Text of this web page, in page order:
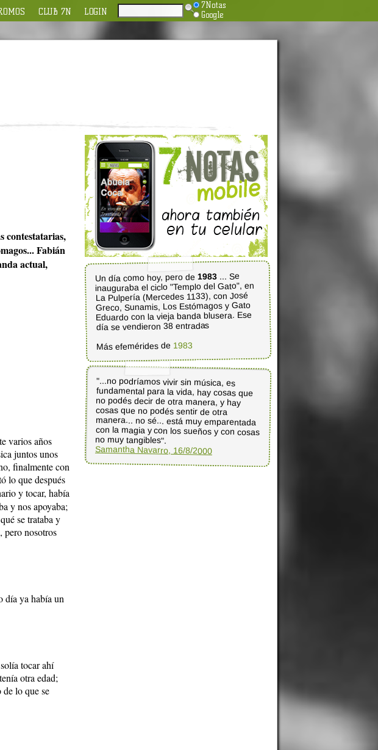
CLUB 7N LOGIN
7Notas
Google
contestatarias,
Fabián
actual,
varios años
juntos unos
finalmente con
lo que después
y tocar, había
y nos apoyaba;
se trataba y
pero nosotros
día ya había un
tocar ahí
otra edad;
de lo que se
Un día como hoy, pero de1983 ... Se
inauguraba el ciclo "Templo del Gato", en
La Pulpería (Mercedes 1133), con José
Greco, Sunamis, Los Estómagos y Gato
Eduardo con la vieja banda blusera. Ese
día se vendieron 38 entradas
Más efemérides de 1983
"...no podríamos vivir sin música, es
fundamental para la vida, hay cosas que
no podés decir de otra manera, y hay
cosas que no podés sentir de otra
manera... no sé... está muy emparentada
con la magia y con los sueños y con cosas
no muy tangibles".
Samantha Navarro, 16/8/2000